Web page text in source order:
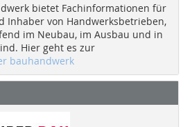
bietet Fachinformationen für
Inhaber von Handwerksbetrieben,
im Neubau, im Ausbau und in
Hier geht es zur
bauhandwerk